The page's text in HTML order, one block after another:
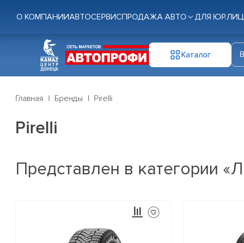
О КОМПАНИИАВТОСЕРВИСПРОДАЖА АВТО ДЛЯ ЮР.ЛИЦ
Каталог
Главная Бренды Pirelli
Pirelli
Представлен в категории